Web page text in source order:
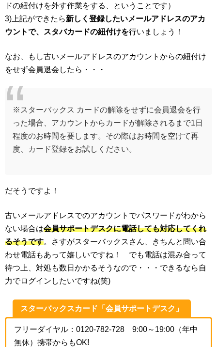
ドの紐付けを外す作業をする、ということです）
3)上記ができたら新しく登録したいメールアドレスのアカ
ウントで、スタバカードの紐付けを行いましょう！
なお、もし古いメールアドレスのアカウントからの紐付け
をせず会員退会したら・・・
※スターバックス カードの解除をせずに会員退会を行
った場合、アカウントからカードが解除されるまで1日
程度のお時間を要します。その際はお時間を空けて再
度、カード登録をお試しください。
だそうですよ！
古いメールアドレスでのアカウントでパスワードがわから
ない場合は会員サポートデスクに電話しても対応してくれ
るそうです。さすがスターバックスさん、きちんと問い合
わせ電話もあって嬉しいですね！ でも電話は混み合って
待つ上、対処も数日かかるそうなので・・・できるなら自
力でログインしたいですね(笑)
スターバックスカード「会員サポートデスク」
フリーダイヤル：0120-782-728 9:00～19:00（年中
無休）携帯からもOK!